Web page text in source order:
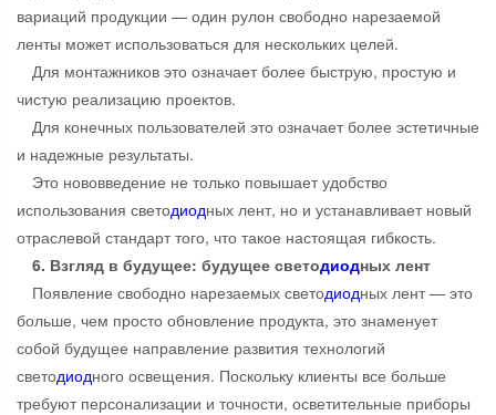
вариаций продукции — один рулон свободно нарезаемой
ленты может использоваться для нескольких целей.
Для монтажников это означает более быструю, простую и
чистую реализацию проектов.
Для конечных пользователей это означает более эстетичные
и надежные результаты.
Это нововведение не только повышает удобство
использования светодиодных лент, но и устанавливает новый
отраслевой стандарт того, что такое настоящая гибкость.
6. Взгляд в будущее: будущее светодиодных лент
Появление свободно нарезаемых светодиодных лент — это
больше, чем просто обновление продукта, это знаменует
собой будущее направление развития технологий
светодиодного освещения. Поскольку клиенты все больше
требуют персонализации и точности, осветительные приборы